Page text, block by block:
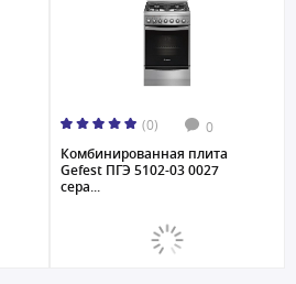
(0) 0
Комбинированная плита
Gefest ПГЭ 5102-03 0027
сера...